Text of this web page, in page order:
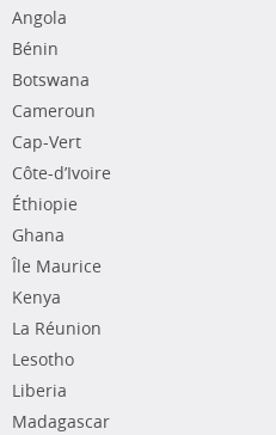
Angola
Bénin
Botswana
Cameroun
Cap-Vert
Côte-d’Ivoire
Éthiopie
Ghana
Île Maurice
Kenya
La Réunion
Lesotho
Liberia
Madagascar